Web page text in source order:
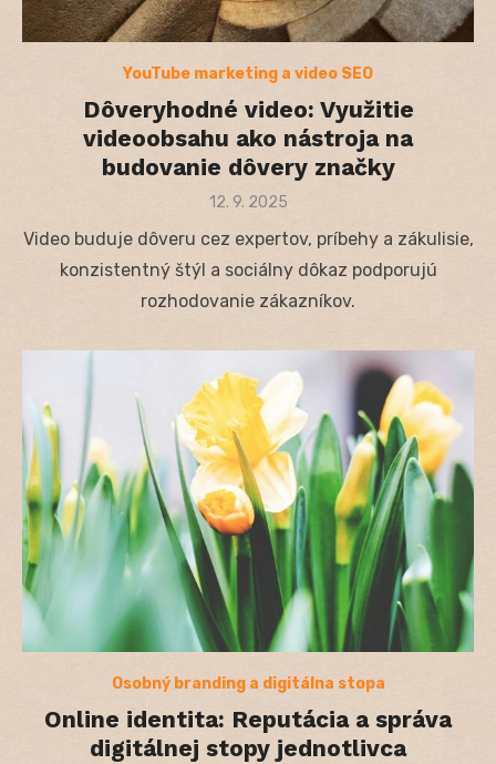
YouTube marketing a video SEO
Dôveryhodné video: Využitie
videoobsahu ako nástroja na
budovanie dôvery značky
Posted
12. 9. 2025
Video buduje dôveru cez expertov, príbehy a zákulisie,
konzistentný štýl a sociálny dôkaz podporujú
rozhodovanie zákazníkov.
Osobný branding a digitálna stopa
Online identita: Reputácia a správa
digitálnej stopy jednotlivca